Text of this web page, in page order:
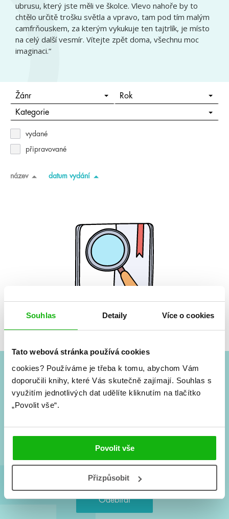
Souhlas Detaily Více o cookies
Tato webová stránka používá cookies
cookies? Používáme je třeba k tomu, abychom Vám
doporučili knihy, které Vás skutečně zajímají. Souhlas s
využitím jednotlivých dat udělíte kliknutím na tlačítko
„Povolit vše“.
Povolit vše
Přizpůsobit
ubrusu, který jste měli ve školce. Vlevo nahoře by to
chtělo určitě trošku světla a vpravo, tam pod tím malým
camfrňouskem, za kterým vykukuje ten tajtrlík, je místo
na celý další vesmír. Vítejte zpět doma, všechnu moc
imaginaci.“
Žánr Rok
Kategorie
vydané
připravované
název datum vydání
#HumbookNews
Vše kolem #youngadult každý měsíc rovnou do mailu!
a seriálové adaptace a další.